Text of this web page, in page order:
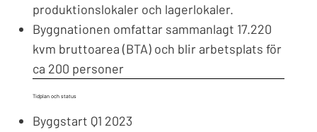
produktionslokaler och lagerlokaler.
Byggnationen omfattar sammanlagt 17.220
kvm bruttoarea (BTA) och blir arbetsplats för
ca 200 personer
Tidplan och status
Byggstart Q1 2023